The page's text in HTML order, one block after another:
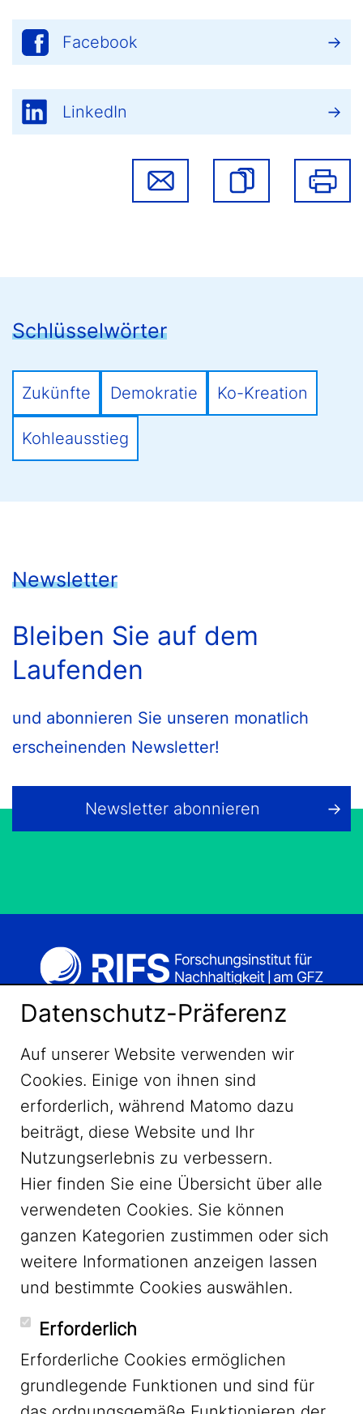
Facebook
LinkedIn
Schlüsselwörter
Zukünfte Demokratie Ko-Kreation
Kohleausstieg
Newsletter
Bleiben Sie auf dem
Laufenden
und abonnieren Sie unseren monatlich
erscheinenden Newsletter!
Newsletter abonnieren
LinkedIn
YouTube
Mastodon
Datenschutz-Präferenz
Auf unserer Website verwenden wir
Cookies. Einige von ihnen sind
erforderlich, während Matomo dazu
beiträgt, diese Website und Ihr
Nutzungserlebnis zu verbessern.
Hier finden Sie eine Übersicht über alle
verwendeten Cookies. Sie können
ganzen Kategorien zustimmen oder sich
weitere Informationen anzeigen lassen
und bestimmte Cookies auswählen.
Erforderlich
Erforderliche Cookies ermöglichen
grundlegende Funktionen und sind für